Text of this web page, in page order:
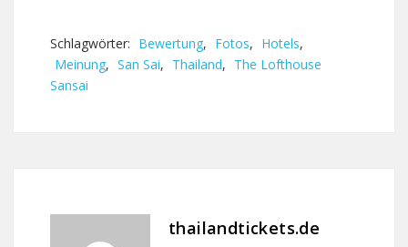
Schlagwörter: Bewertung, Fotos, Hotels,
Meinung, San Sai, Thailand, The Lofthouse
Sansai
thailandtickets.de